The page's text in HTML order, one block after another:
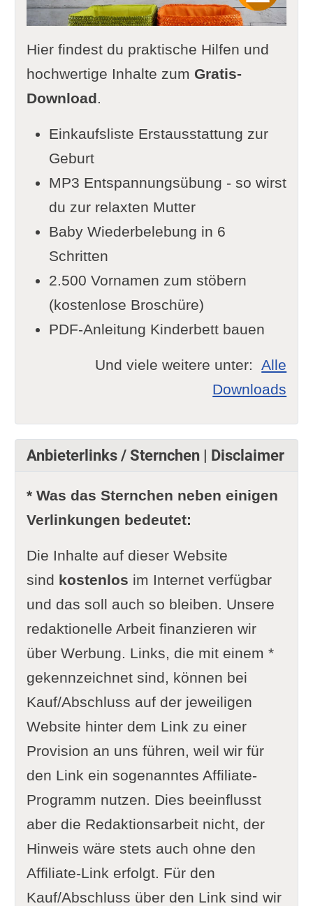
Hier findest du praktische Hilfen und
hochwertige Inhalte zum Gratis-
Download.
Einkaufsliste Erstausstattung zur
Geburt
MP3 Entspannungsübung - so wirst
du zur relaxten Mutter
Baby Wiederbelebung in 6
Schritten
2.500 Vornamen zum stöbern
(kostenlose Broschüre)
PDF-Anleitung Kinderbett bauen
Und viele weitere unter:Alle
Downloads
Anbieterlinks / Sternchen | Disclaimer
* Was das Sternchen neben einigen
Verlinkungen bedeutet:
Die Inhalte auf dieser Website
sind kostenlos im Internet verfügbar
und das soll auch so bleiben. Unsere
redaktionelle Arbeit finanzieren wir
über Werbung. Links, die mit einem *
gekennzeichnet sind, können bei
Kauf/Abschluss auf der jeweiligen
Website hinter dem Link zu einer
Provision an uns führen, weil wir für
den Link ein sogenanntes Affiliate-
Programm nutzen. Dies beeinflusst
aber die Redaktionsarbeit nicht, der
Hinweis wäre stets auch ohne den
Affiliate-Link erfolgt. Für den
Kauf/Abschluss über den Link sind wir